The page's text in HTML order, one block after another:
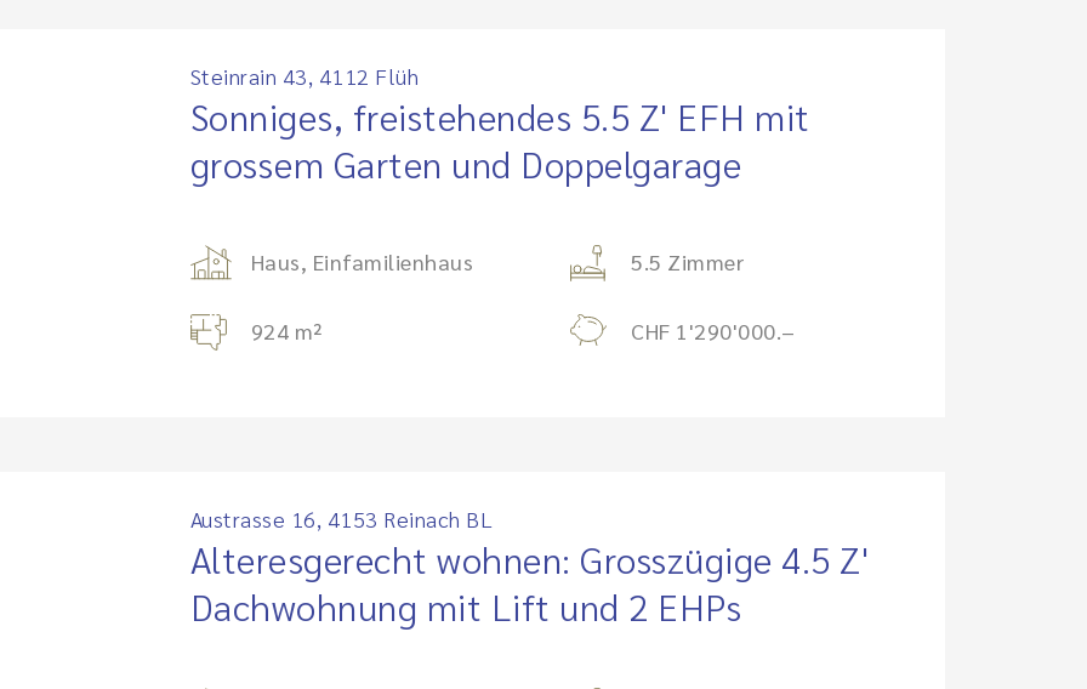
Steinrain 43, 4112 Flüh
Sonniges, freistehendes 5.5 Z' EFH mit
grossem Garten und Doppelgarage
Haus, Einfamilienhaus 5.5 Zimmer
924 m² CHF 1'290'000.–
Austrasse 16, 4153 Reinach BL
Alteresgerecht wohnen: Grosszügige 4.5 Z'
Dachwohnung mit Lift und 2 EHPs